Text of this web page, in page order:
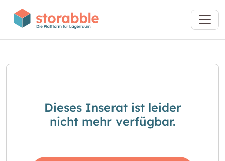
Dieses Inserat ist leider
nicht mehr verfügbar.